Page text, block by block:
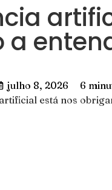
julho 8, 2026 6